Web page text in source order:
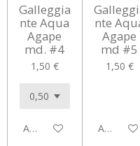
Galleggia
nte Aqua
Agape
md. #4
1,50 €
Aggiungi al carrello
nte
Agape
md #5
1,50 €